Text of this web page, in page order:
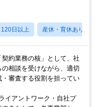
日以上 産休・育休あり
約業務の核」として、社
の相談を受けながら、適切
審査する役割を担ってい
イアントワーク・自社プ